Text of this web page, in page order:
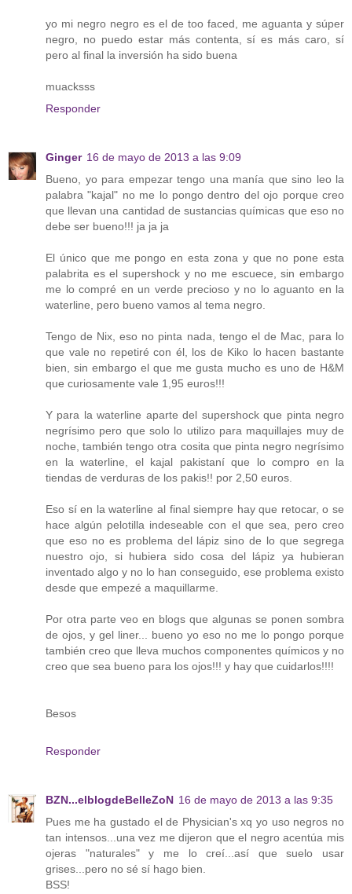
yo mi negro negro es el de too faced, me aguanta y súper
negro, no puedo estar más contenta, sí es más caro, sí
pero al final la inversión ha sido buena
muacksss
Responder
Ginger 16 de mayo de 2013 a las 9:09
Bueno, yo para empezar tengo una manía que sino leo la
palabra "kajal" no me lo pongo dentro del ojo porque creo
que llevan una cantidad de sustancias químicas que eso no
debe ser bueno!!! ja ja ja
El único que me pongo en esta zona y que no pone esta
palabrita es el supershock y no me escuece, sin embargo
me lo compré en un verde precioso y no lo aguanto en la
waterline, pero bueno vamos al tema negro.
Tengo de Nix, eso no pinta nada, tengo el de Mac, para lo
que vale no repetiré con él, los de Kiko lo hacen bastante
bien, sin embargo el que me gusta mucho es uno de H&M
que curiosamente vale 1,95 euros!!!
Y para la waterline aparte del supershock que pinta negro
negrísimo pero que solo lo utilizo para maquillajes muy de
noche, también tengo otra cosita que pinta negro negrísimo
en la waterline, el kajal pakistaní que lo compro en la
tiendas de verduras de los pakis!! por 2,50 euros.
Eso sí en la waterline al final siempre hay que retocar, o se
hace algún pelotilla indeseable con el que sea, pero creo
que eso no es problema del lápiz sino de lo que segrega
nuestro ojo, si hubiera sido cosa del lápiz ya hubieran
inventado algo y no lo han conseguido, ese problema existo
desde que empezé a maquillarme.
Por otra parte veo en blogs que algunas se ponen sombra
de ojos, y gel liner... bueno yo eso no me lo pongo porque
también creo que lleva muchos componentes químicos y no
creo que sea bueno para los ojos!!! y hay que cuidarlos!!!!
Besos
Responder
BZN...elblogdeBelleZoN 16 de mayo de 2013 a las 9:35
Pues me ha gustado el de Physician's xq yo uso negros no
tan intensos...una vez me dijeron que el negro acentúa mis
ojeras "naturales" y me lo creí...así que suelo usar
grises...pero no sé sí hago bien.
BSS!